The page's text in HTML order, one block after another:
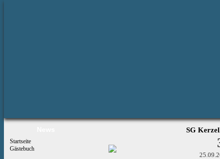
Startseite
Gästebuch
SG